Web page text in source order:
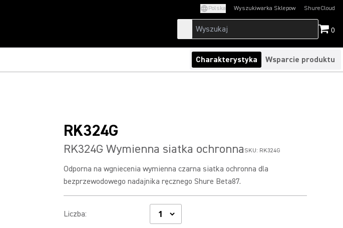
Polska Wyszukiwarka Sklepow ShureCloud
(Opens in a new
0
Charakterystyka Wsparcie produktu
RK324G
RK324G Wymienna siatka ochronna SKU: RK324G
Odporna na wgniecenia wymienna czarna siatka ochronna dla
bezprzewodowego nadajnika ręcznego Shure Beta87.
Liczba: